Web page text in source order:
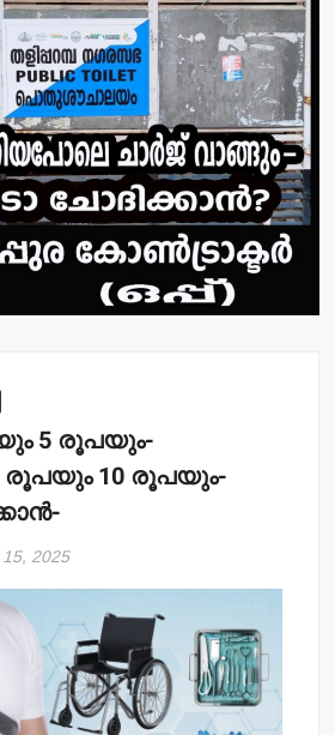
5 രൂപയും-
രൂപയും 10 രൂപയും-
15, 2025